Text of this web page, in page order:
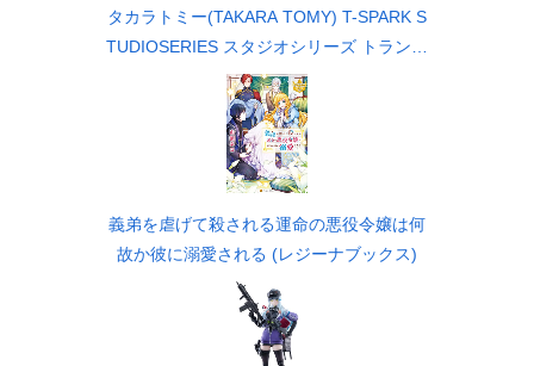
タカラトミー(TAKARA TOMY) T-SPARK S
TUDIOSERIES スタジオシリーズ トランス
フォーマー TS-34 アストロトレイン 可動
フィギュア
義弟を虐げて殺される運命の悪役令嬢は何
故か彼に溺愛される (レジーナブックス)